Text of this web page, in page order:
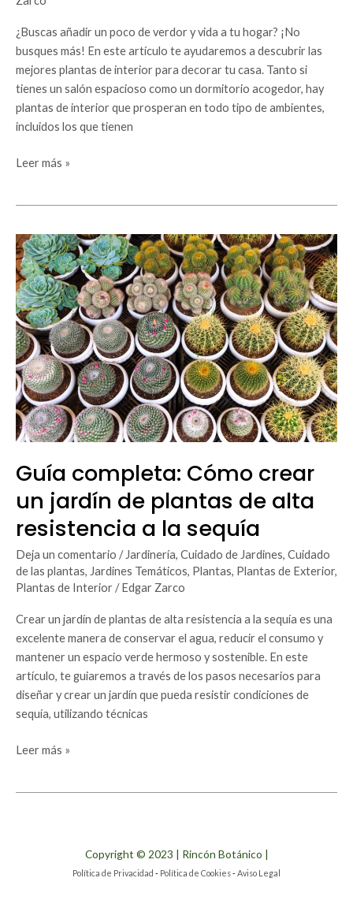
¿Buscas añadir un poco de verdor y vida a tu hogar? ¡No
busques más! En este artículo te ayudaremos a descubrir las
mejores plantas de interior para decorar tu casa. Tanto si
tienes un salón espacioso como un dormitorio acogedor, hay
plantas de interior que prosperan en todo tipo de ambientes,
incluidos los que tienen
Leer más »
Guía completa: Cómo crear
un jardín de plantas de alta
resistencia a la sequía
Deja un comentario / Jardinería, Cuidado de Jardines, Cuidado
de las plantas, Jardines Temáticos, Plantas, Plantas de Exterior,
Plantas de Interior/Edgar Zarco
Crear un jardín de plantas de alta resistencia a la sequía es una
excelente manera de conservar el agua, reducir el consumo y
mantener un espacio verde hermoso y sostenible. En este
artículo, te guiaremos a través de los pasos necesarios para
diseñar y crear un jardín que pueda resistir condiciones de
sequía, utilizando técnicas
Guía
completa:
Cómo
crear
un
jardín
de
plantas
de
alta
resistencia
la
Leer más »
Copyright © 2023 | Rincón Botánico |
Política de Privacidad - Política de Cookies-Aviso Legal